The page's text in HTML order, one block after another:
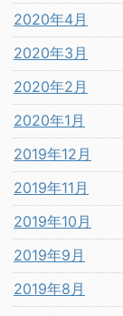
2020年4月
2020年3月
2020年2月
2020年1月
2019年12月
2019年11月
2019年10月
2019年9月
2019年8月